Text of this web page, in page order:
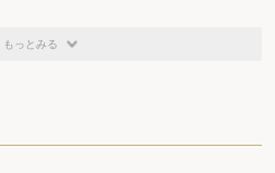
もっとみる